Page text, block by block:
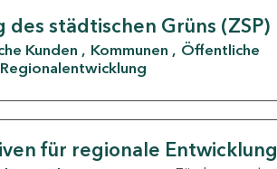
städtischen Grüns (ZSP)
Kunden Kommunen
Öffentliche
für regionale Entwicklung